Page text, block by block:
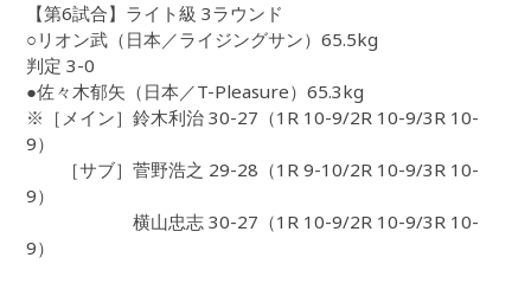
【第6試合】ライト級 3ラウンド
○リオン武（日本／ライジングサン）65.5kg
判定 3-0
●佐々木郁矢（日本／T-Pleasure）65.3kg
※［メイン］鈴木利治 30-27（1R 10-9/2R 10-9/3R 10-
9）
［サブ］菅野浩之 29-28（1R 9-10/2R 10-9/3R 10-
9）
横山忠志 30-27（1R 10-9/2R 10-9/3R 10-
9）